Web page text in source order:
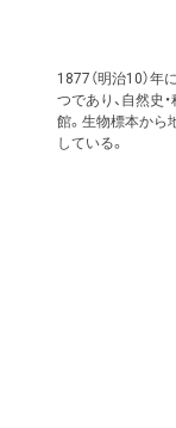
1877（明治10）
つであり、自然史
館。生物標本から
している。